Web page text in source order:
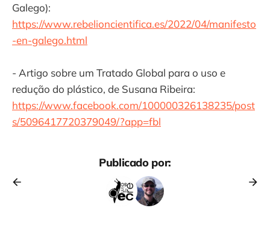
Galego):
https://www.rebelioncientifica.es/2022/04/manifesto
-en-galego.html
- Artigo sobre um Tratado Global para o uso e
redução do plástico, de Susana Ribeira:
https://www.facebook.com/100000326138235/post
s/5096417720379049/?app=fbl
Publicado por: